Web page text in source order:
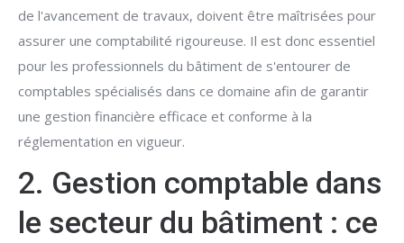
de l'avancement de travaux, doivent être maîtrisées pour
assurer une comptabilité rigoureuse. Il est donc essentiel
pour les professionnels du bâtiment de s'entourer de
comptables spécialisés dans ce domaine afin de garantir
une gestion financière efficace et conforme à la
réglementation en vigueur.
2. Gestion comptable dans
le secteur du bâtiment : ce